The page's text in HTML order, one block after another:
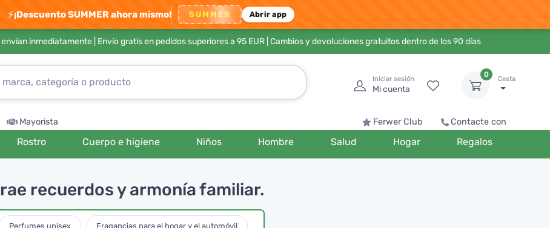
⚡¡Descuento SUMMER ahora mismo! SUMMER Abrir app
inmediatamente | Envío gratis en pedidos superiores a 95 EUR| Cambios y devoluciones gratuitos dentro de los 90 días
Iniciar sesión
Mi cuenta
0
Cesta
Mayorista Ferwer Club Contacte con
Rostro Cuerpo e higiene Niños Hombre Salud Hogar Regalos
recuerdos y armonía familiar.
Perfumes unisex Fragancias para el hogar y el automóvil